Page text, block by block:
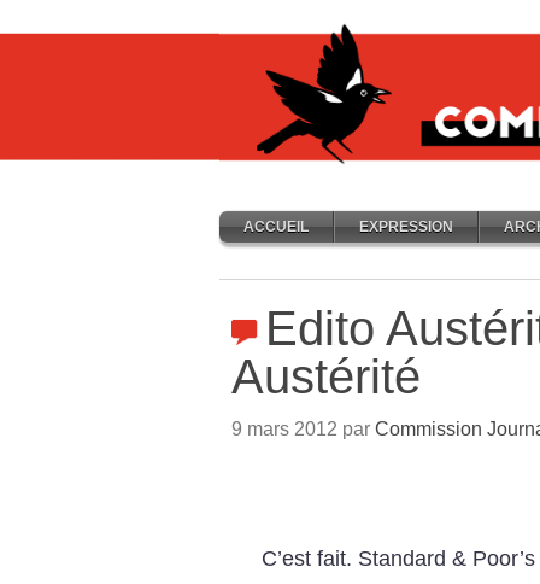
ACCUEIL EXPRESSION
Edito
Austérité
9 mars 2012 par Commission
C’est fait. Standard &